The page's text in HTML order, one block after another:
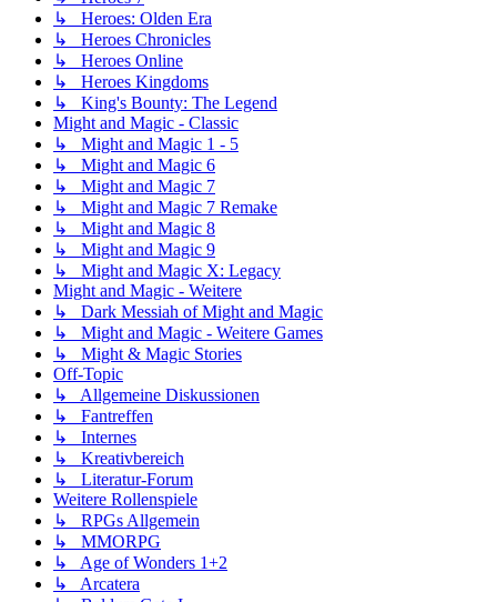
↳ Heroes: Olden Era
↳ Heroes Chronicles
↳ Heroes Online
↳ Heroes Kingdoms
↳ King's Bounty: The Legend
Might and Magic - Classic
↳ Might and Magic 1 - 5
↳ Might and Magic 6
↳ Might and Magic 7
↳ Might and Magic 7 Remake
↳ Might and Magic 8
↳ Might and Magic 9
↳ Might and Magic X: Legacy
Might and Magic - Weitere
↳ Dark Messiah of Might and Magic
↳ Might and Magic - Weitere Games
↳ Might & Magic Stories
Off-Topic
↳ Allgemeine Diskussionen
↳ Fantreffen
↳ Internes
↳ Kreativbereich
↳ Literatur-Forum
Weitere Rollenspiele
↳ RPGs Allgemein
↳ MMORPG
↳ Age of Wonders 1+2
↳ Arcatera